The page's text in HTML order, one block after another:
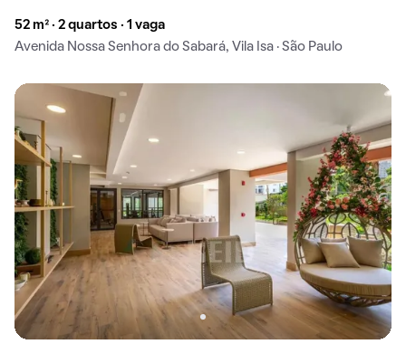
52 m² · 2 quartos · 1 vaga
Avenida Nossa Senhora do Sabará, Vila Isa · São Paulo